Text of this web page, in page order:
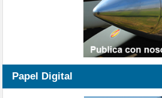
Papel Digital